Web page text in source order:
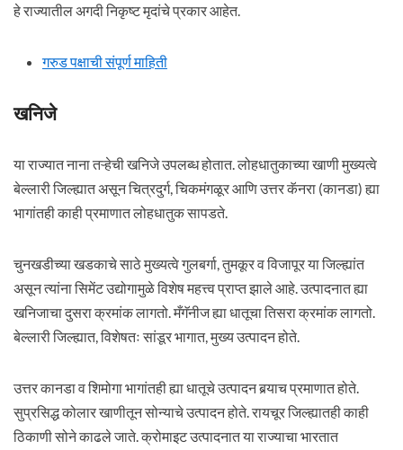
हे राज्यातील अगदी निकृष्ट मृदांचे प्रकार आहेत.
गरुड पक्षाची संपूर्ण माहिती
खनिजे
या राज्यात नाना तऱ्हेची खनिजे उपलब्ध होतात. लोहधातुकाच्या खाणी मुख्यत्वे
बेल्लारी जिल्ह्यात असून चित्रदुर्ग, चिकमंगळूर आणि उत्तर कॅनरा (कानडा) ह्या
भागांतही काही प्रमाणात लोहधातुक सापडते.
चुनखडीच्या खडकाचे साठे मुख्यत्वे गुलबर्गा, तुमकूर व विजापूर या जिल्ह्यांत
असून त्यांना सिमेंट उद्योगामुळे विशेष महत्त्व प्राप्त झाले आहे. उत्पादनात ह्या
खनिजाचा दुसरा क्रमांक लागतो. मँगॅनीज ह्या धातूचा तिसरा क्रमांक लागतो.
बेल्लारी जिल्ह्यात, विशेषतः सांडूर भागात, मुख्य उत्पादन होते.
उत्तर कानडा व शिमोगा भागांतही ह्या धातूचे उत्पादन बर्‍याच प्रमाणात होते.
सुप्रसिद्ध कोलार खाणीतून सोन्याचे उत्पादन होते. रायचूर जिल्ह्यातही काही
ठिकाणी सोने काढले जाते. क्रोमाइट उत्पादनात या राज्याचा भारतात